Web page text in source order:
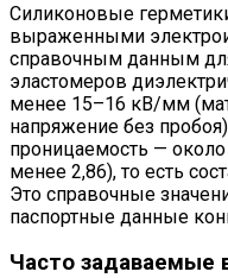
Силиконовые
выраженными
справочным данным
эластомеров
менее 15–16 кВ/мм
напряжение без
проницаемость — около
менее 2,86), то есть
Это справочные
паспортные данные
Часто задаваемые